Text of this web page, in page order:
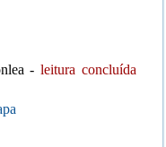
-leitura concluída